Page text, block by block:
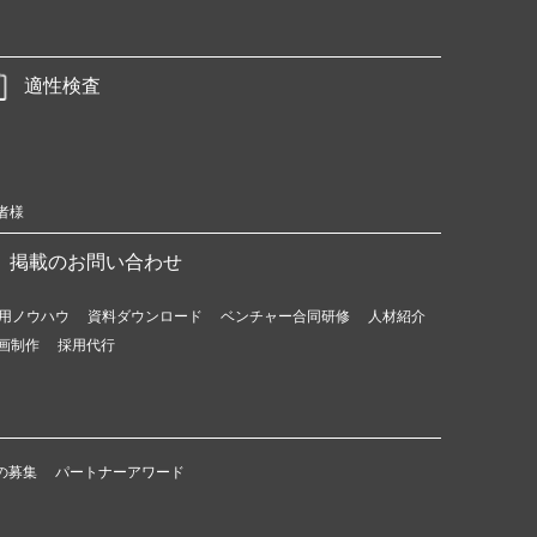
適性検査
様
掲載のお問い合わせ
ノウハウ 資料ダウンロード ベンチャー合同研修
人材紹介
制作
採用代行
募集 パートナーアワード